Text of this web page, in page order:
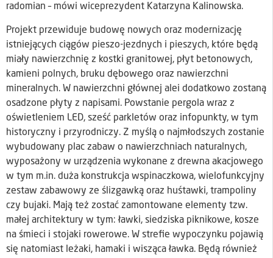
radomian – mówi wiceprezydent Katarzyna Kalinowska.
Projekt przewiduje budowę nowych oraz modernizację
istniejących ciągów pieszo-jezdnych i pieszych, które będą
miały nawierzchnię z kostki granitowej, płyt betonowych,
kamieni polnych, bruku dębowego oraz nawierzchni
mineralnych. W nawierzchni głównej alei dodatkowo zostaną
osadzone płyty z napisami. Powstanie pergola wraz z
oświetleniem LED, sześć parkletów oraz infopunkty, w tym
historyczny i przyrodniczy. Z myślą o najmłodszych zostanie
wybudowany plac zabaw o nawierzchniach naturalnych,
wyposażony w urządzenia wykonane z drewna akacjowego
w tym m.in. duża konstrukcja wspinaczkowa, wielofunkcyjny
zestaw zabawowy ze ślizgawką oraz huśtawki, trampoliny
czy bujaki. Mają też zostać zamontowane elementy tzw.
małej architektury w tym: ławki, siedziska piknikowe, kosze
na śmieci i stojaki rowerowe. W strefie wypoczynku pojawią
się natomiast leżaki, hamaki i wisząca ławka. Będą również